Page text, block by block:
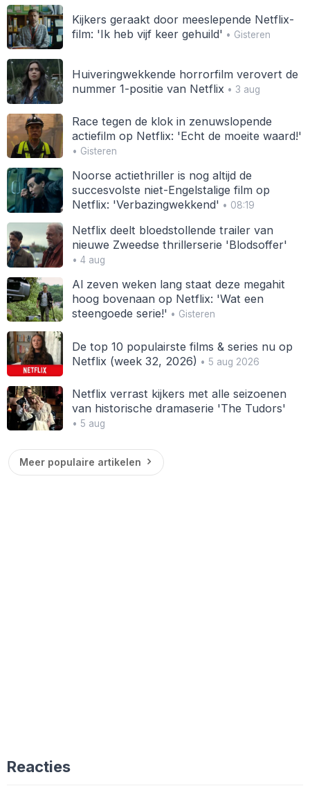
Kijkers geraakt door meeslepende Netflix-
film: 'Ik heb vijf keer gehuild' • Gisteren
Huiveringwekkende horrorfilm verovert de
nummer 1-positie van Netflix • 3 aug
Race tegen de klok in zenuwslopende
actiefilm op Netflix: 'Echt de moeite waard!'
• Gisteren
Noorse actiethriller is nog altijd de
succesvolste niet-Engelstalige film op
Netflix: 'Verbazingwekkend' • 08:19
Netflix deelt bloedstollende trailer van
nieuwe Zweedse thrillerserie 'Blodsoffer'
• 4 aug
Al zeven weken lang staat deze megahit
hoog bovenaan op Netflix: 'Wat een
steengoede serie!' • Gisteren
De top 10 populairste films & series nu op
Netflix (week 32, 2026) • 5 aug 2026
Netflix verrast kijkers met alle seizoenen
van historische dramaserie 'The Tudors'
• 5 aug
Meer populaire artikelen
Reacties